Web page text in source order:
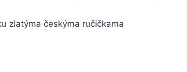
zlatýma českýma ručičkama